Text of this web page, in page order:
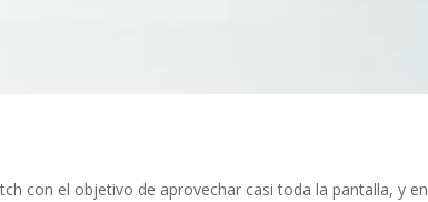
con el objetivo de aprovechar casi toda la pantalla, y en